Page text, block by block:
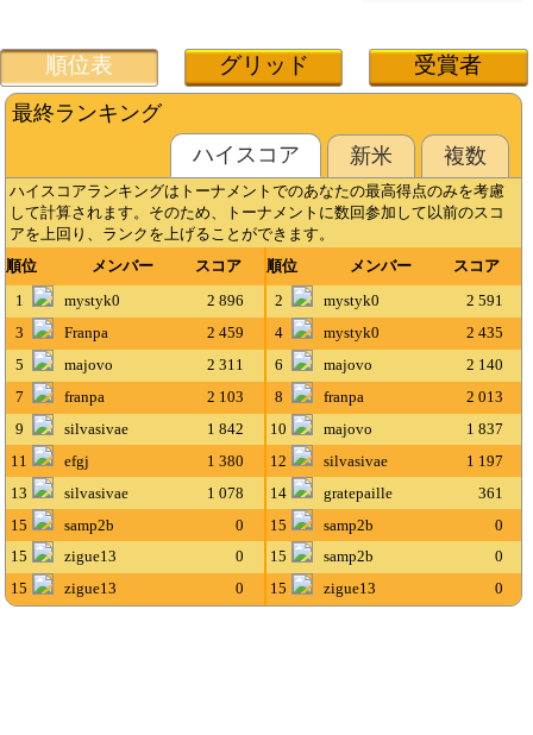
順位表 グリッド 受賞者
最終ランキング
ハイスコ​​ア
新米 複数
ハイスコアランキングはトーナメントでのあなたの最高得点のみを考慮
して計算されます。そのため、トーナメントに数回参加して以前のスコ
アを上回り、ランクを上げることができます。
順位
メンバー スコア 順位 メンバー
スコア
1
mystyk0 2 896 2 mystyk0
2 591
3
Franpa 2 459 4 mystyk0
2 435
5
majovo 2 311 6 majovo
2 140
7
franpa 2 103 8 franpa
2 013
9
silvasivae 1 842 10 majovo
1 837
11
efgj 1 380 12 silvasivae
1 197
13
silvasivae 1 078 14 gratepaille
361
15
samp2b 0 15 samp2b
0
15
zigue13 0 15 samp2b
0
15
zigue13 0 15 zigue13 0